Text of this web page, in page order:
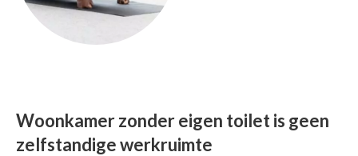
Woonkamer zonder eigen toilet is geen
zelfstandige werkruimte